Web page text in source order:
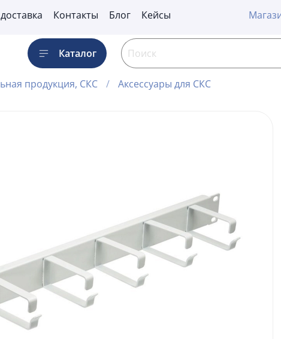
Контакты Блог Кейсы
Каталог
продукция, СКС Аксессуары для СКС